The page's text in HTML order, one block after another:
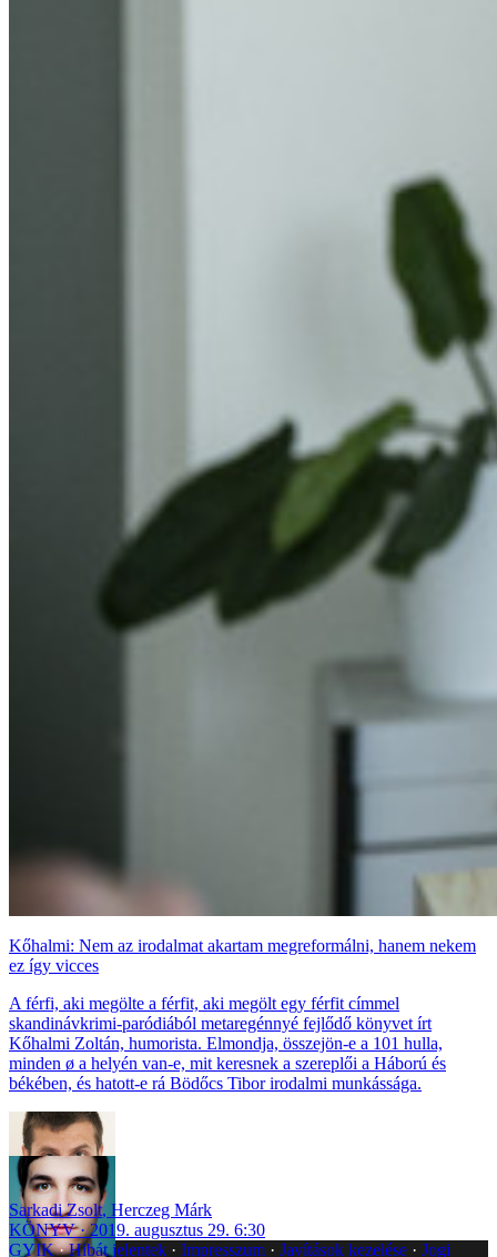
Kőhalmi: Nem az irodalmat akartam megreformálni, hanem nekem
ez így vicces
A férfi, aki megölte a férfit, aki megölt egy férfit címmel
skandinávkrimi-paródiából metaregénnyé fejlődő könyvet írt
Kőhalmi Zoltán, humorista. Elmondja, összejön-e a 101 hulla,
minden ø a helyén van-e, mit keresnek a szereplői a Háború és
békében, és hatott-e rá Bödőcs Tibor irodalmi munkássága.
Sarkadi Zsolt, Herczeg Márk
KÖNYV
2019. augusztus 29. 6:30
GYIK Hibát jelentek Impresszum Javítások kezelése
Jogi